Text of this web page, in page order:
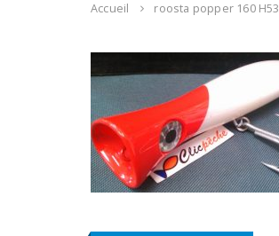
Accueil roosta popper 160 H53